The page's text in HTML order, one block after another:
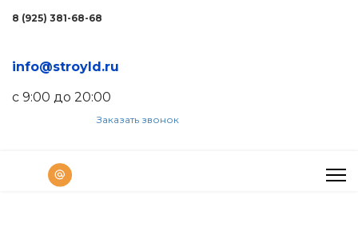
8 (925) 381-68-68
info@stroyld.ru
с 9:00 до 20:00
Заказать звонок